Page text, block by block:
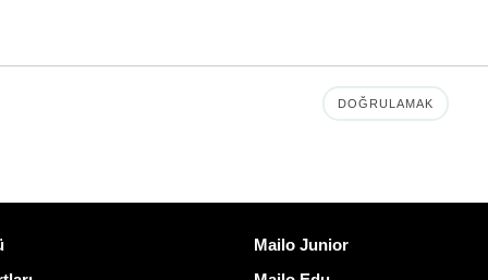
Mailo keşfedin
Mailo Junior